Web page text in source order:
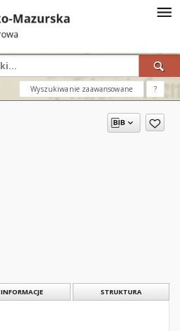
Wyszukiwanie zaawansowane ?
INFORMACJE STRUKTURA